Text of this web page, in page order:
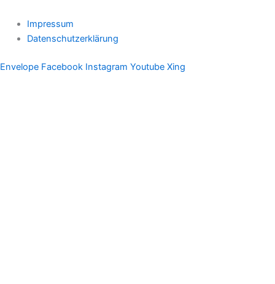
Impressum
Datenschutzerklärung
Envelope Facebook Instagram Youtube Xing